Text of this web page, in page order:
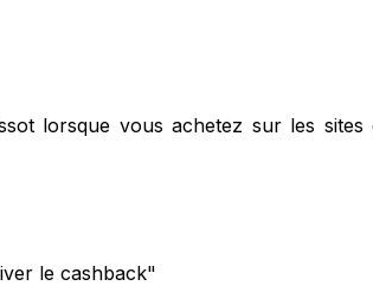
lorsque vous achetez sur les sites
le cashback"